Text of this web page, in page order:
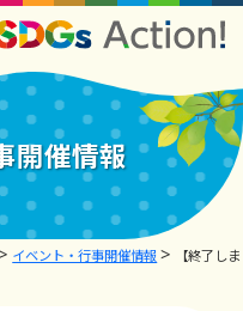
開催情報
イベント・行事開催情報 【終了し